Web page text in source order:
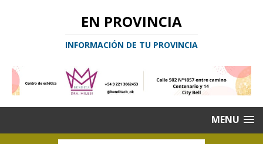
EN PROVINCIA
INFORMACIÓN DE TU PROVINCIA
MENU